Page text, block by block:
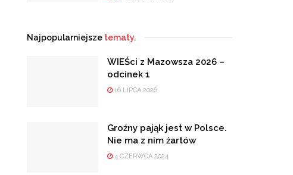
Najpopularniejsze tematy.
WIEŚci z Mazowsza 2026 –
odcinek 1
16 LIPCA 2026
Groźny pająk jest w Polsce.
Nie ma z nim żartów
4 CZERWCA 2024